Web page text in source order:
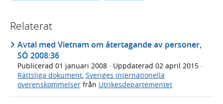
Relaterat
Avtal med Vietnam om återtagande av personer,
SÖ 2008:36
Publicerad 01 januari 2008 · Uppdaterad 02 april 2015 ·
Rättsliga dokument Sveriges internationella
överenskommelser från Utrikesdepartementet